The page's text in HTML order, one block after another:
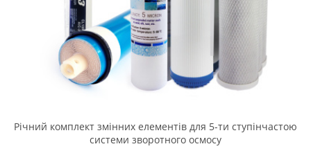
Річний комплект змінних елементів для 5-ти ступінчастою
системи зворотного осмосу